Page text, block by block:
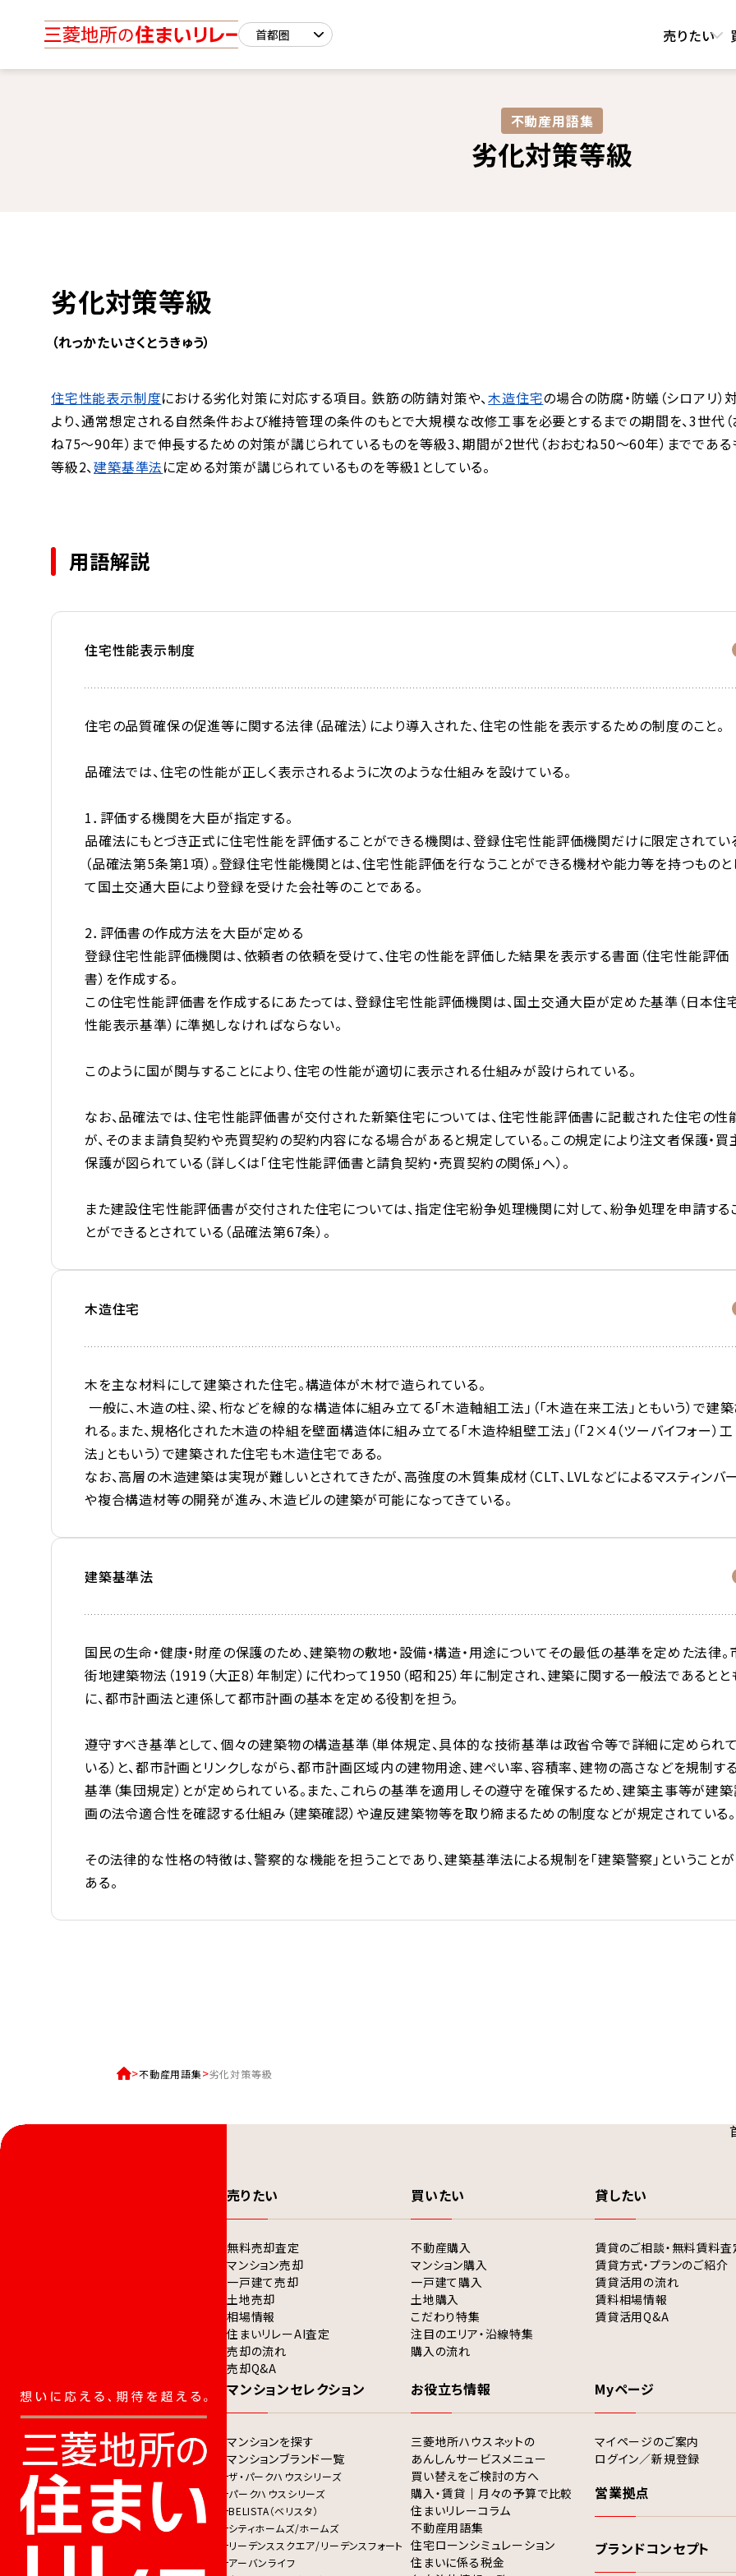
売りたい
不動産用語集​
劣化対策等級
劣化対策等級
（れっかたいさくとうきゅう）
住宅性能表示制度における劣化対策に対応する項目。 鉄筋の防錆対策や、木造住宅の場合の防腐・防蟻（シロアリ）
より、通常想定される自然条件および維持管理の条件のもとで大規模な改修工事を必要とするまでの期間を、3世代（
ね75～90年）まで伸長するための対策が講じられているものを等級3、期間が2世代（おおむね50～60年）までである
等級2、建築基準法に定める対策が講じられているものを等級1としている。
用語解説
住宅性能表示制度
住宅の品質確保の促進等に関する法律（品確法）により導入された、住宅の性能を表示するための制度のこと。
品確法では、住宅の性能が正しく表示されるように次のような仕組みを設けている。
1．評価する機関を大臣が指定する。
品確法にもとづき正式に住宅性能を評価することができる機関は、登録住宅性能評価機関だけに限定されてい
（品確法第5条第1項）。登録住宅性能機関とは、住宅性能評価を行なうことができる機材や能力等を持つものと
て国土交通大臣により登録を受けた会社等のことである。
2．評価書の作成方法を大臣が定める
登録住宅性能評価機関は、依頼者の依頼を受けて、住宅の性能を評価した結果を表示する書面（住宅性能評価
書）を作成する。
この住宅性能評価書を作成するにあたっては、登録住宅性能評価機関は、国土交通大臣が定めた基準（日本住
性能表示基準）に準拠しなければならない。
このように国が関与することにより、住宅の性能が適切に表示される仕組みが設けられている。
なお、品確法では、住宅性能評価書が交付された新築住宅については、住宅性能評価書に記載された住宅の性
が、そのまま請負契約や売買契約の契約内容になる場合があると規定している。この規定により注文者保護・買
保護が図られている（詳しくは「住宅性能評価書と請負契約・売買契約の関係」へ）。
また建設住宅性能評価書が交付された住宅については、指定住宅紛争処理機関に対して、紛争処理を申請する
とができるとされている（品確法第67条）。
木造住宅
木を主な材料にして建築された住宅。構造体が木材で造られている。
一般に、木造の柱、梁、桁などを線的な構造体に組み立てる「木造軸組工法」（「木造在来工法」ともいう）で建
れる。また、規格化された木造の枠組を壁面構造体に組み立てる「木造枠組壁工法」（「2×4（ツーバイフォー）工
法」ともいう）で建築された住宅も木造住宅である。
なお、高層の木造建築は実現が難しいとされてきたが、高強度の木質集成材（CLT、LVLなどによるマスティンバー
や複合構造材等の開発が進み、木造ビルの建築が可能になってきている。
建築基準法
国民の生命・健康・財産の保護のため、建築物の敷地・設備・構造・用途についてその最低の基準を定めた法律。
街地建築物法（1919（大正8）年制定）に代わって1950（昭和25）年に制定され、建築に関する一般法であるとと
に、都市計画法と連係して都市計画の基本を定める役割を担う。
遵守すべき基準として、個々の建築物の構造基準（単体規定、具体的な技術基準は政省令等で詳細に定められて
いる）と、都市計画とリンクしながら、都市計画区域内の建物用途、建ぺい率、容積率、建物の高さなどを規制する
基準（集団規定）とが定められている。また、これらの基準を適用しその遵守を確保するため、建築主事等が建
画の法令適合性を確認する仕組み（建築確認）や違反建築物等を取り締まるための制度などが規定されている。
その法律的な性格の特徴は、警察的な機能を担うことであり、建築基準法による規制を「建築警察」ということが
ある。
不動産用語集 劣化対策等級
売りたい
無料売却査定
マンション売却
一戸建て売却
土地売却
相場情報
住まいリレーAI査定
売却の流れ
売却Q&A
買いたい
不動産購入
マンション購入
一戸建て購入
土地購入
こだわり特集
注目のエリア・沿線特集
購入の流れ
貸したい
賃貸のご相談・無料賃料査
賃貸方式・プランのご紹介
賃貸活用の流れ
賃料相場情報
賃貸活用Q&A
マンションセレクション
マンションを探す
マンションブランド一覧
ザ・パークハウスシリーズ
パークハウスシリーズ
BELISTA（ベリスタ）
シティホームズ/ホームズ
リーデンススクエア/リーデンスフォート
アーバンライフ
お役立ち情報
三菱地所ハウスネットの
あんしんサービスメニュー
買い替えをご検討の方へ
購入・賃貸｜月々の予算で比較
住まいリレーコラム
不動産用語集
住宅ローンシミュレーション
住まいに係る税金
Myページ
マイページのご案内
ログイン／新規登録
営業拠点
ブランドコンセプト